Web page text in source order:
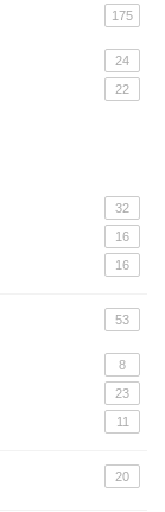
175
24
22
32
16
16
53
8
23
11
20